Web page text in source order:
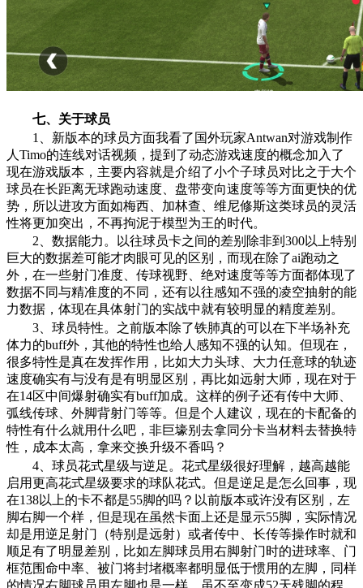
七、关于球员
1、新版本的球员方面我看了国外玩家Antwan对游戏制作
人Timo的连线对话视频，提到了动态游戏速度的概念加入了
现在游戏版本，主要内容就是介绍了小个子球员对比之于大个
球员在长距离无球跑动速度、盘带变向速度等等方面更快的优
势，所以进攻方面如梅西、加林查、维尼修斯这类球员的灵活
性将更加突出，不再拘泥于模型为王的时代。
2、数据能力。以往球员卡之间的差别除非到300以上特别
巨大的数据差可能才肉眼可见的区别，而现在除了ai跑动之
外，在一些射门准度、传球视野、绝对速度等等方面都体现了
数据不同与精准度的不同，还有以往感知不强的凌空抽射的能
力数据，体现在具体射门的实战中就有较明显的精度差别。
3、球员特性。之前版本除了铁肺真的可以在下半场补充
体力的buff外，其他的特性也给人感知不强的认知。但现在，
很多特性是真在发挥作用，比如大力头球、大力任意球的轨迹
速度确实有与没有是有明显区别，再比如远射大师，现在对于
在14区中间爆射确实有buff加成。这样的例子还有传中大师、
弧线传球、外脚背射门等等。但是个人建议，现在的卡配备的
特性有什么就用什么吧，非巨壕别去拿同分卡当材料去替换特
性，成本太高，拿来交换升级不香吗？
4、球员花式星级与逆足。花式星级很好理解，越高越能
启用更高花式星级要求的球队花式。但是逆足是怎么回事，现
在138以上的卡不都是55脚的吗？以前版本或许没有区别，左
脚右脚一个样，但是现在虽然卡面上还是显示55脚，实际情况
却是用逆足射门（特别是远射）或者传中、长传等操作时就和
顺足有了明显差别，比如左脚球员用右脚射门时的进球率、门
框范围命中率、被门将封堵概率都明显低于惯用的左脚，同样
的情况右脚球员用左脚也是一样，虽不至变成52天残脚的程